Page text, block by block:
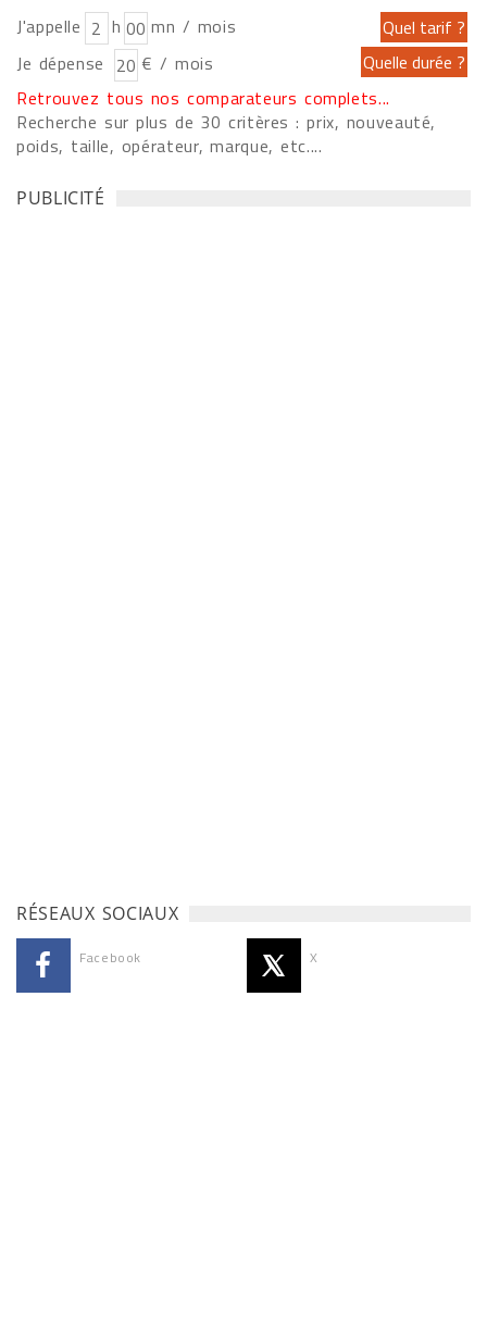
J'appelle h
mn / mois
Je dépense
€ / mois
Retrouvez tous nos comparateurs complets...
Recherche sur plus de 30 critères : prix, nouveauté,
poids, taille, opérateur, marque, etc....
PUBLICITÉ
RÉSEAUX SOCIAUX
Facebook X